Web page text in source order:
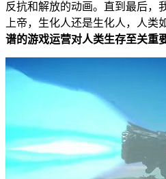
反抗和解放的动画。直到最后，
上帝，生化人还是生化人，人类
谱的游戏运营对人类生存至关重要